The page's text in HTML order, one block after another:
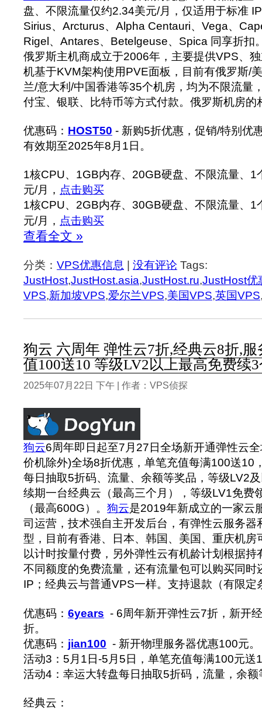
盘、不限流量仅约2.34美元/月，仅适用于标准
Sirius、Arcturus、Alpha Centauri、Vega、
Rigel、Antares、Betelgeuse、Spica 同享折扣
俄罗斯主机商成立于2006年，主要提供VPS、
机基于KVM架构使用PVE面板，目前有俄罗斯/
兰/意大利/中国香港等35个机房，均为不限流量
付宝、银联、比特币等方式付款。俄罗斯机房的
优惠码： HOST50 - 新购5折优惠，促销/特别优
有效期至2025年8月1日。
1核CPU、1GB内存、20GB硬盘、不限流量、1
元/月， 点击购买
1核CPU、2GB内存、30GB硬盘、不限流量、1
元/月， 点击购买
查看全文 »
分类： VPS优惠信息 | 没有评论 Tags:
JustHost,JustHost.asia,JustHost.ru,JustHost优
VPS,新加坡VPS,爱尔兰VPS,美国VPS,英国VPS
狗云 六周年 弹性云7折,经典云8折,
值100送10 等级LV2以上最高免费续
2025年07月22日 下午 | 作者：VPS侦探
狗云6周年即日起至7月27日全场新开通弹性云
价机除外)全场8折优惠，单笔充值每满100送10
每日抽取5折码、流量、余额等奖品，等级LV2
续期一台经典云（最高三个月），等级LV1免费
（最高600G）。 狗云是2019年新成立的一家云
司运营，技术强自主开发后台，有弹性云服务器
型，目前有香港、日本、韩国、美国、重庆机房
以计时按量付费，另外弹性云有机龄计划根据持
不同额度的免费流量，还有流量包可以购买同时
IP；经典云与普通VPS一样。支持退款（有限定
优惠码： 6years - 6周年新开弹性云7折，新开
折。
优惠码： jian100 - 新开物理服务器优惠100元。
活动3：5月1日-5月5日，单笔充值每满100元送
活动4：幸运大转盘每日抽取5折码，流量，余额
经典云：